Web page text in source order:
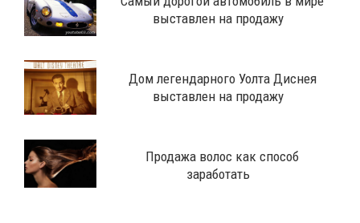
выставлен на продажу
Дом легендарного Уолта Диснея
выставлен на продажу
Продажа волос как способ
заработать